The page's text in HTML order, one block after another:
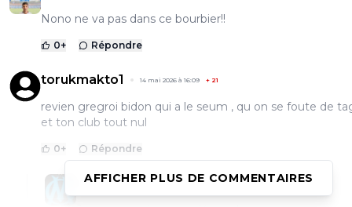
Nono ne va pas dans ce bourbier!!
0+ Répondre
torukmakto1 14 mai 2026 à 16:09 + 21
revien gregroi bidon qui a le seum , qu on se foute de
et ton club tout nul
0+ Répondre
saammm 14 mai 2026 à 16:32 + 550
AFFICHER PLUS DE COMMENTAIRES